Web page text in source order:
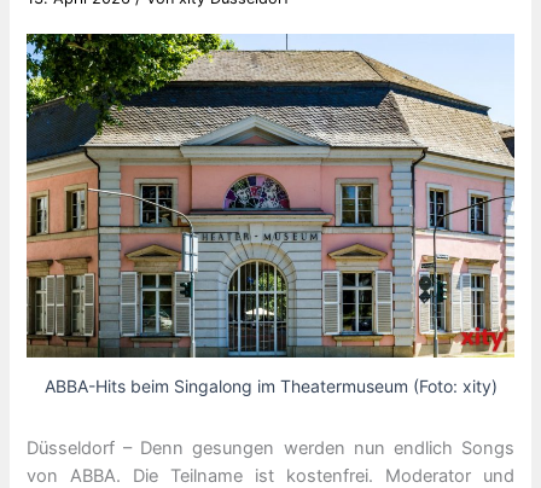
ABBA-Hits beim Singalong im Theatermuseum (Foto: xity)
Düsseldorf – Denn gesungen werden nun endlich Songs
von ABBA. Die Teilname ist kostenfrei. Moderator und